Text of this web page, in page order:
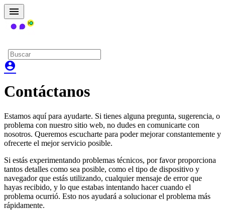
menu
account_circle
Contáctanos
Estamos aquí para ayudarte. Si tienes alguna pregunta, sugerencia, o
problema con nuestro sitio web, no dudes en comunicarte con
nosotros. Queremos escucharte para poder mejorar constantemente y
ofrecerte el mejor servicio posible.
Si estás experimentando problemas técnicos, por favor proporciona
tantos detalles como sea posible, como el tipo de dispositivo y
navegador que estás utilizando, cualquier mensaje de error que
hayas recibido, y lo que estabas intentando hacer cuando el
problema ocurrió. Esto nos ayudará a solucionar el problema más
rápidamente.